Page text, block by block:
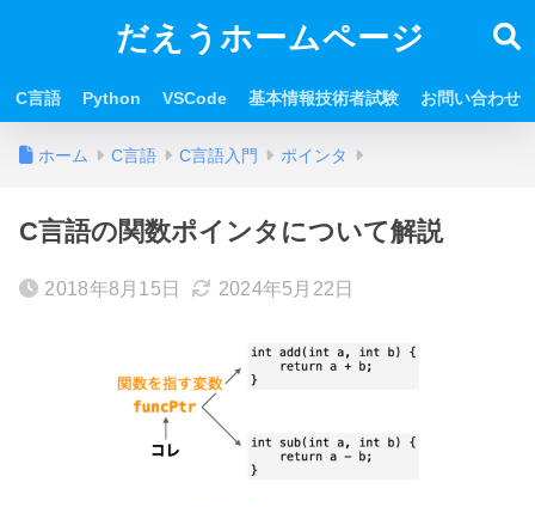
だえうホームページ
C言語 Python VSCode 基本情報技術者試験 お問い合わせ
ホーム C言語 C言語入門 ポインタ
C言語の関数ポインタについて解説
2018年8月15日 2024年5月22日